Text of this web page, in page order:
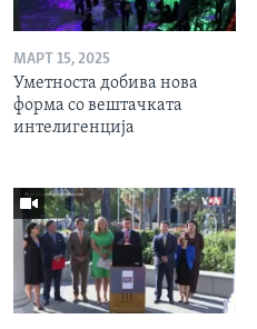
МАРТ 15, 2025
Уметноста добива нова
форма со вештачката
интелигенција